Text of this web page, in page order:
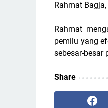
Rahmat
Rahmat
pemilu yang
sebesar-besar
Share